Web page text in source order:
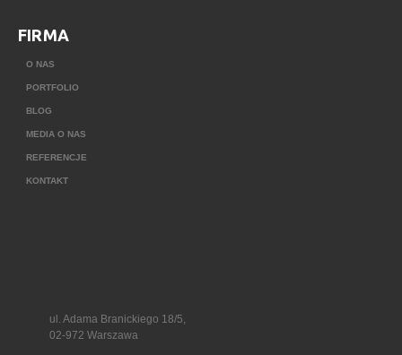
FIRMA
O NAS
PORTFOLIO
BLOG
MEDIA O NAS
REFERENCJE
KONTAKT
ul. Adama Branickiego 18/5,
02-972 Warszawa